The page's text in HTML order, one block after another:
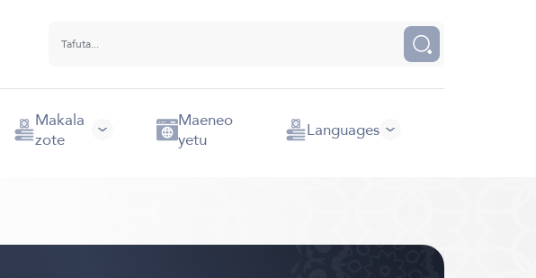
Makala
zote
Maeneo
yetu Languages